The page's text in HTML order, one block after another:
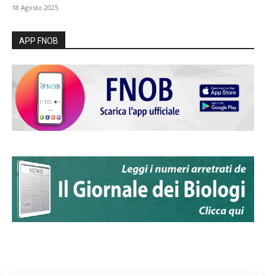
18 Agosto 2025
APP FNOB